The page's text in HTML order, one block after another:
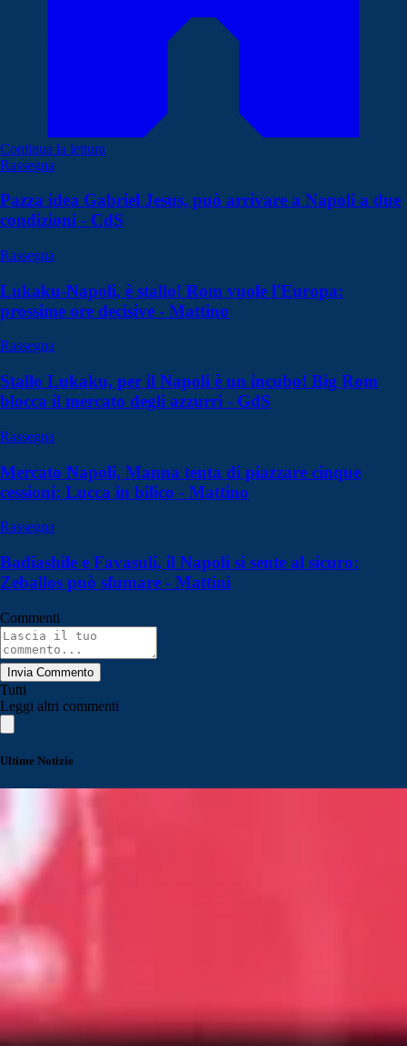
Continua la lettura
Rassegna
Pazza idea Gabriel Jesus, può arrivare a Napoli a due
condizioni - CdS
Rassegna
Lukaku-Napoli, è stallo! Rom vuole l'Europa:
prossime ore decisive - Mattino
Rassegna
Stallo Lukaku, per il Napoli è un incubo! Big Rom
blocca il mercato degli azzurri - GdS
Rassegna
Mercato Napoli, Manna tenta di piazzare cinque
cessioni: Lucca in bilico - Mattino
Rassegna
Badiashile e Favasuli, il Napoli si sente al sicuro:
Zeballos può sfumare - Mattini
Commenti
Invia Commento
Tutti
Leggi altri commenti
Ultime Notizie